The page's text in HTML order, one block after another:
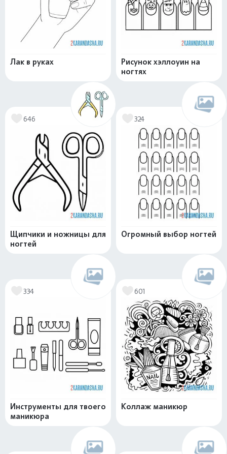
Лак в руках
Рисунок хэллоуин на
ногтях
646
Щипчики и ножницы для
ногтей
324
Огромный выбор ногтей
334
Инструменты для твоего
маникюра
601
Коллаж маникюр